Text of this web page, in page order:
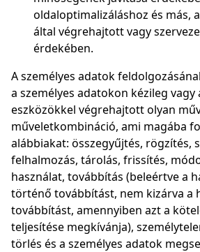
oldaloptimalizáláshoz és más,
által végrehajtott vagy
érdekében.
A személyes adatok
a személyes adatokon kézileg
eszközökkel végrehajtott olyan
műveletkombináció, ami magába
alábbiakat: összegyűjtés, rögzítés,
felhalmozás, tárolás, frissítés,
használat, továbbítás (beleértve a
történő továbbítást, nem kizárva a
továbbítást, amennyiben azt a
teljesítése megkívánja),
törlés és a személyes adatok